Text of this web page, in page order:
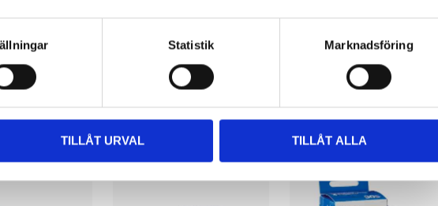
Statistik Marknadsföring
TILLÅT URVAL TILLÅT ALLA
kunder köpte också